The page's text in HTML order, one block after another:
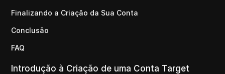
Finalizando a Criação da Sua Conta
Conclusão
FAQ
Introdução à Criação de uma Conta Target